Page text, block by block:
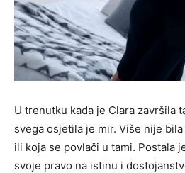
U trenutku kada je Clara završila
svega osjetila je mir. Više nije
ili koja se povlači u tami. Postala
svoje pravo na istinu i